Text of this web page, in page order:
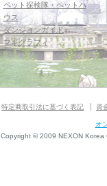
ペット探検隊・ペットハ
ウス
ダンジョンガイド
マギグラフィ
特定商取引法に基づく表記 資
オ
Copyright © 2009 NEXON Korea